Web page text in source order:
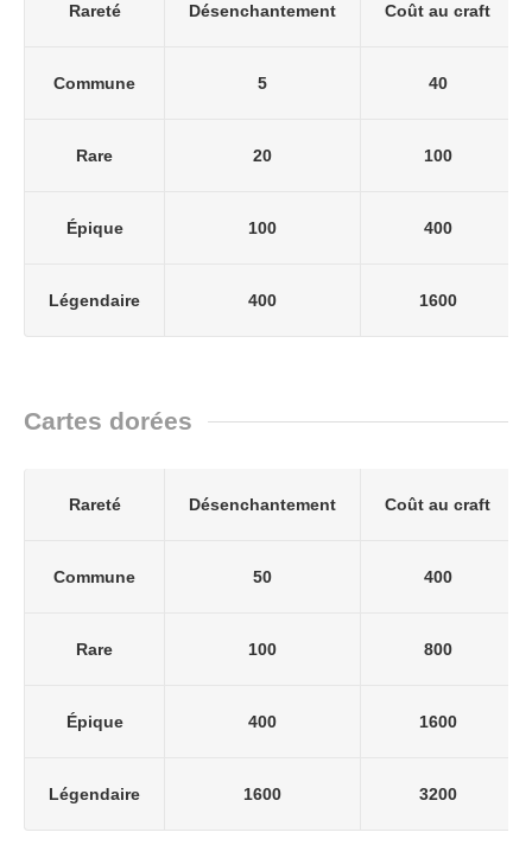
Rareté Désenchantement Coût au craft
Commune 5 40
Rare 20 100
Épique 100 400
Légendaire 400 1600
Cartes dorées
Rareté Désenchantement Coût au craft
Commune 50 400
Rare 100 800
Épique 400 1600
Légendaire 1600 3200